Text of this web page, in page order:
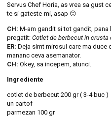
Servus Chef Horia, as vrea sa gust
te si gateste-mi, asap 😛
CH: M-am gandit si tot gandit, pana
pregatit: Cotlet de berbecut in crusta
ER: Deja simt mirosul care ma duce
mananc ceva asemanator.
CH: Okey, sa incepem, atunci.
Ingrediente
cotlet de berbecut 200 gr ( 3-4 buc )
un cartof
parmezan 100 gr